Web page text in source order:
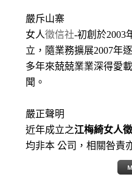
嚴斥山寨
女人徵信社-初創於2003
立，隨業務擴展2007年
多年來兢兢業業深得愛
聞。
嚴正聲明
近年成立之江梅綺女人
均非本 公司，相關咎責